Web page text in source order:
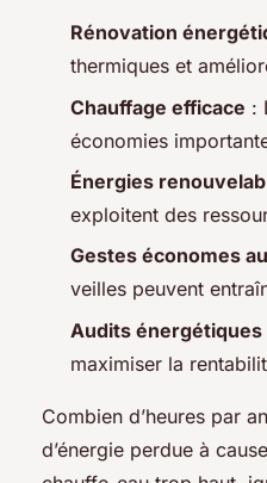
Rénovation
thermiques et
Chauffage efficace :
économies
Énergies
exploitent des
Gestes économes
veilles peuvent
Audits énergétiques
maximiser la
Combien d’heures par
d’énergie perdue à